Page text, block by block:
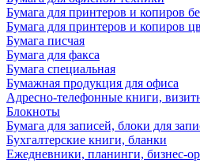
Бумага для принтеров и копиров
Бумага для принтеров и копиров
Бумага писчая
Бумага для факса
Бумага специальная
Бумажная продукция для офиса
Адресно-телефонные книги,
Блокноты
Бумага для записей, блоки для
Бухгалтерские книги, бланки
Ежедневники, планинги, бизнес-